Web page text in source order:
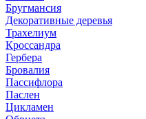
Бругмансия
Декоративные деревья
Трахелиум
Кроссандра
Гербера
Бровалия
Пассифлора
Паслен
Цикламен